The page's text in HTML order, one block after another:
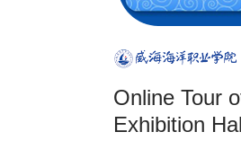
Online Tour
Exhibition